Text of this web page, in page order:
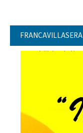
FRANCAVILLASERA